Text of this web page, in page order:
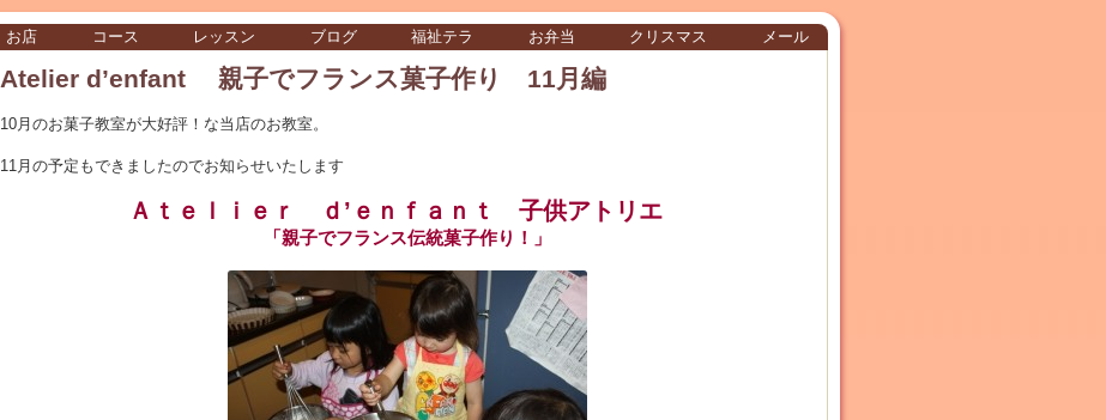
お店 コース レッスン ブログ 福祉テラ お弁当 クリスマス メール
Atelier d’enfant 親子でフランス菓子作り 11月編
10月のお菓子教室が大好評！な当店のお教室。
11月の予定もできましたのでお知らせいたします
Ａｔｅｌｉｅｒ ｄ’ｅｎｆａｎｔ 子供アトリエ
「親子でフランス伝統菓子作り！」